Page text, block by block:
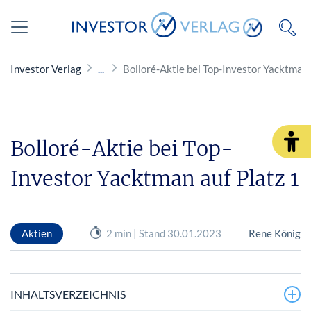
Investor Verlag Bolloré-Aktie bei Top-Investor Yacktman
Bolloré-Aktie bei Top-
Investor Yacktman auf Platz 1
Aktien 2 min | Stand 30.01.2023 Rene König
INHALTSVERZEICHNIS